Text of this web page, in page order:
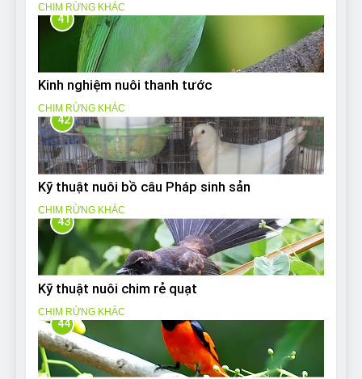
CHIM RỪNG KHÁC
41
Kinh nghiệm nuôi thanh tước
CHIM RỪNG KHÁC
42
Kỹ thuật nuôi bồ câu Pháp sinh sản
CHIM RỪNG KHÁC
43
Kỹ thuật nuôi chim rẻ quạt
CHIM RỪNG KHÁC
44